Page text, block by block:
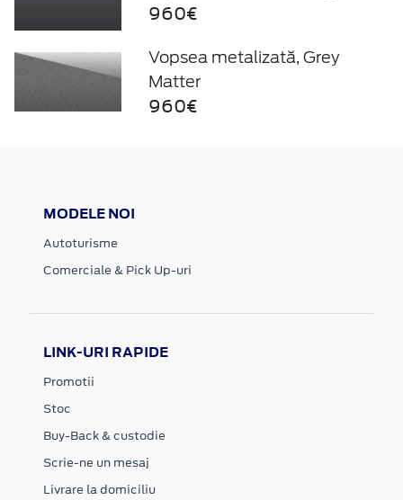
960€
Vopsea metalizată, Grey
Matter
960€
MODELE NOI
Autoturisme
Comerciale & Pick Up-uri
LINK-URI RAPIDE
Promotii
Stoc
Buy-Back & custodie
Scrie-ne un mesaj
Livrare la domiciliu